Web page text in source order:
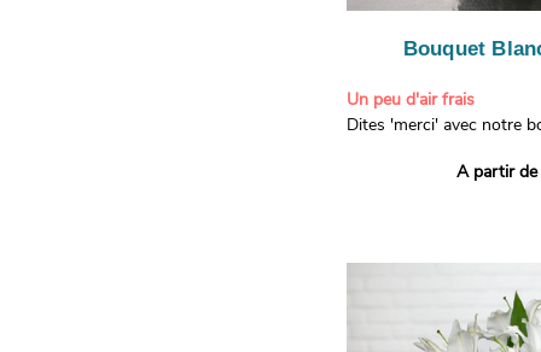
Bouquet
Un peu d'air frais
Dites 'merci' avec notre
de limonium blanc, ce
symbolisent l'amour et
le limonium blanc ajoute
A partir